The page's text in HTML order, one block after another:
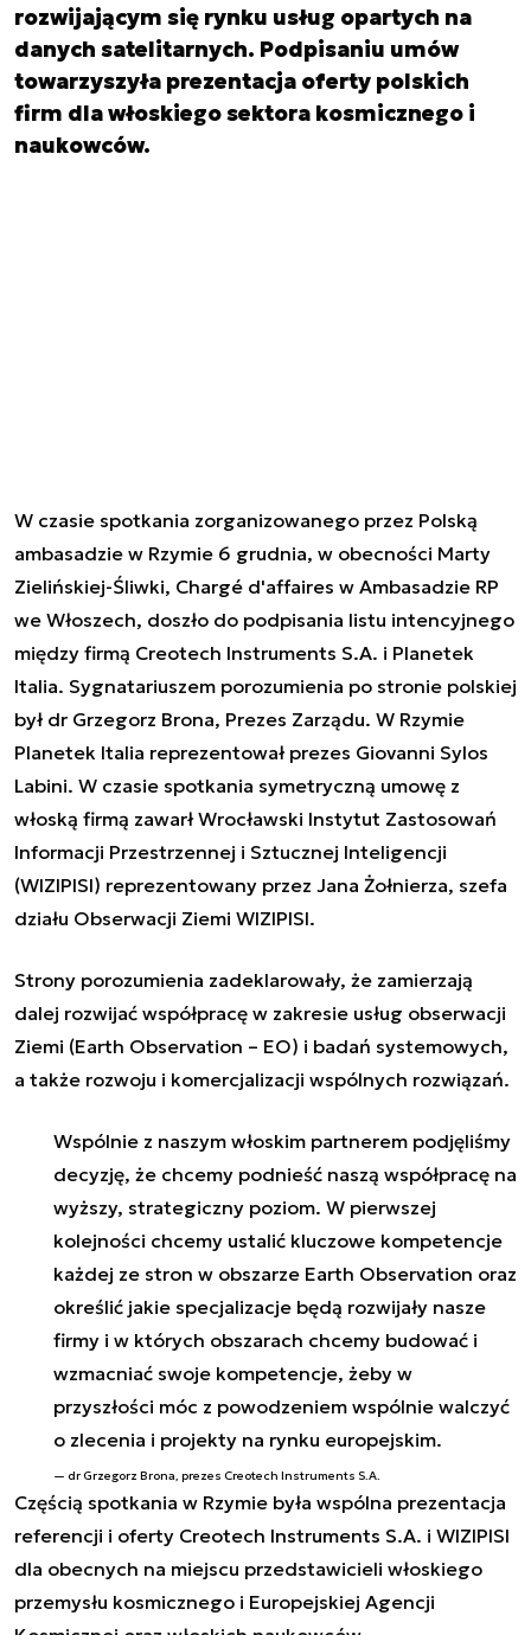
rozwijającym się rynku usług opartych na
danych satelitarnych. Podpisaniu umów
towarzyszyła prezentacja oferty polskich
firm dla włoskiego sektora kosmicznego i
naukowców.
W czasie spotkania zorganizowanego przez Polską
ambasadzie w Rzymie 6 grudnia, w obecności Marty
Zielińskiej-Śliwki, Chargé d'affaires w Ambasadzie RP
we Włoszech, doszło do podpisania listu intencyjnego
między firmą Creotech Instruments S.A. i Planetek
Italia. Sygnatariuszem porozumienia po stronie polskiej
był dr Grzegorz Brona, Prezes Zarządu. W Rzymie
Planetek Italia reprezentował prezes Giovanni Sylos
Labini. W czasie spotkania symetryczną umowę z
włoską firmą zawarł Wrocławski Instytut Zastosowań
Informacji Przestrzennej i Sztucznej Inteligencji
(WIZIPISI) reprezentowany przez Jana Żołnierza, szefa
działu Obserwacji Ziemi WIZIPISI.
Strony porozumienia zadeklarowały, że zamierzają
dalej rozwijać współpracę w zakresie usług obserwacji
Ziemi (Earth Observation – EO) i badań systemowych,
a także rozwoju i komercjalizacji wspólnych rozwiązań.
Wspólnie z naszym włoskim partnerem podjęliśmy
decyzję, że chcemy podnieść naszą współpracę na
wyższy, strategiczny poziom. W pierwszej
kolejności chcemy ustalić kluczowe kompetencje
każdej ze stron w obszarze Earth Observation oraz
określić jakie specjalizacje będą rozwijały nasze
firmy i w których obszarach chcemy budować i
wzmacniać swoje kompetencje, żeby w
przyszłości móc z powodzeniem wspólnie walczyć
o zlecenia i projekty na rynku europejskim.
dr Grzegorz Brona, prezes Creotech Instruments S.A.
Częścią spotkania w Rzymie była wspólna prezentacja
referencji i oferty Creotech Instruments S.A. i WIZIPISI
dla obecnych na miejscu przedstawicieli włoskiego
przemysłu kosmicznego i Europejskiej Agencji